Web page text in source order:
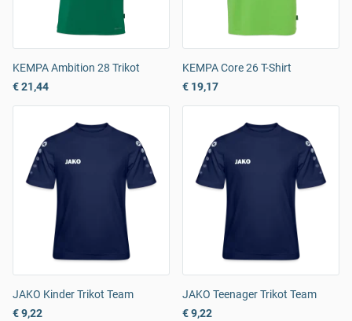
KEMPA Ambition 28 Trikot
€ 21,44
KEMPA Core 26 T-Shirt
€ 19,17
JAKO Kinder Trikot Team
€ 9,22
JAKO Teenager Trikot Team
€ 9,22